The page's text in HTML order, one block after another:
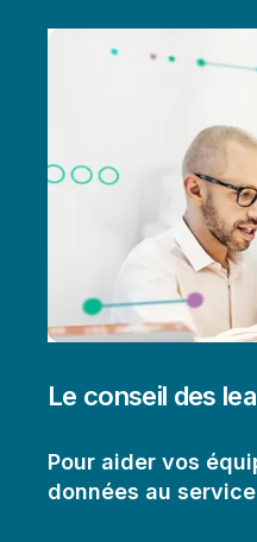
Le conseil des
Pour aider vos
données au